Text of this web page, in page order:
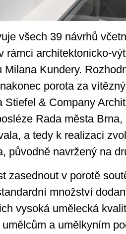
všech 39 návrhů
rámci architektonicko-
Milana Kundery.
porota za
Stiefel & Company
Rada města
a tedy k realizaci
původně navržený na
zasednout v porotě
množství
vysoká umělecká
a umělkyním